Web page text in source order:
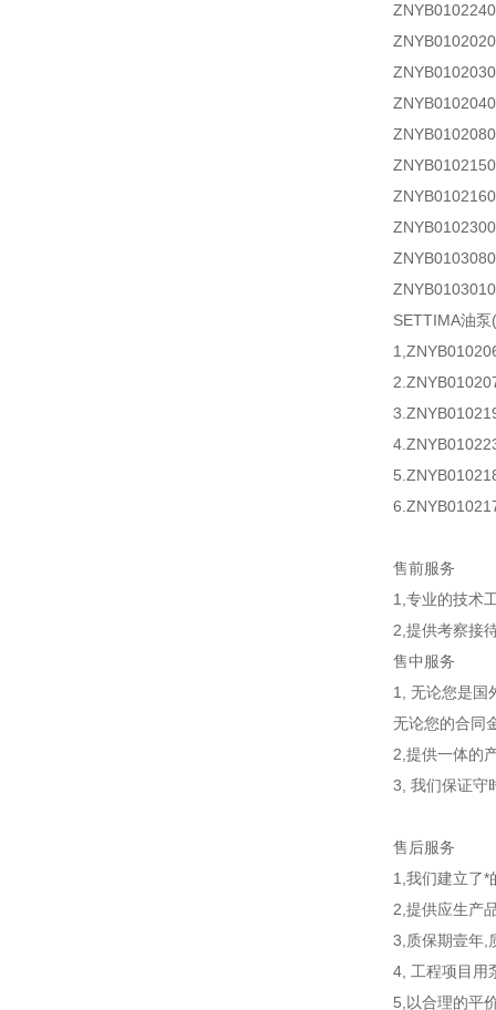
SETTIMA油
售前服务
1,专业的技术
2,提供考察接
售中服务
1, 无论您是国
无论您的合同
2,提供一体的
3, 我们保证守
售后服务
1,我们建立了*
2,提供应生产
3,质保期壹年,
4, 工程项目用
5,以合理的平